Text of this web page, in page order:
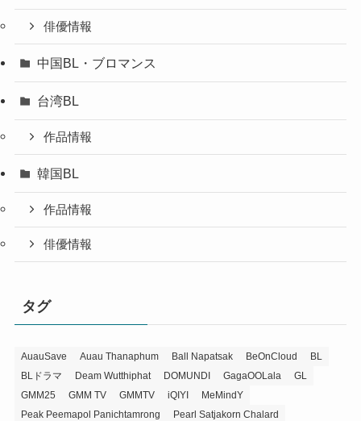
俳優情報
中国BL・ブロマンス
台湾BL
作品情報
韓国BL
作品情報
俳優情報
タグ
AuauSave Auau Thanaphum Ball Napatsak BeOnCloud
BL
BLドラマ
Deam Wutthiphat DOMUNDI GagaOOLala
GL
GMM25
GMM TV GMMTV iQIYI
MeMindY
Peak Peemapol Panichtamrong
Pearl Satjakorn Chalard